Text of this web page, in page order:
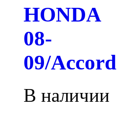
HONDA
08-
09/Accord
В наличии